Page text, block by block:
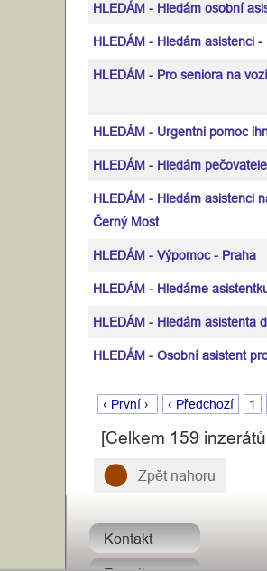
HLEDÁM - Hledám osobní
HLEDÁM - Hledám asistenci
HLEDÁM - Pro seniora na
HLEDÁM - Urgentni pomoc
HLEDÁM - Hledám
HLEDÁM - Hledám asistenci
Černý Most
HLEDÁM - Výpomoc - Praha
HLEDÁM - Hledáme
HLEDÁM - Hledám asistenta
HLEDÁM - Osobní asistent
‹ První › ‹ Předchozí 1
[Celkem 159
Zpět nahoru
Kontakt